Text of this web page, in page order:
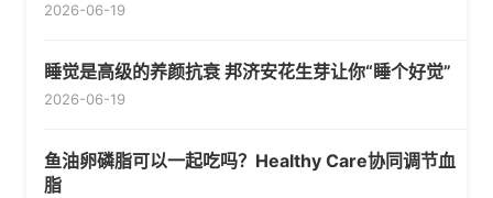
2026-06-19
睡觉是高级的养颜抗衰 邦济安花生芽让你“睡个好觉”
2026-06-19
鱼油卵磷脂可以一起吃吗？Healthy Care协同调节血
脂